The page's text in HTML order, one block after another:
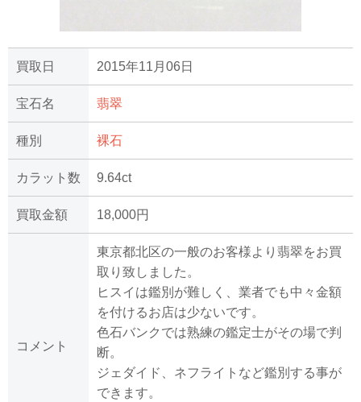
買取日 2015年11月06日
宝石名 翡翠
種別 裸石
カラット数 9.64ct
買取金額 18,000円
コメント
東京都北区の一般のお客様より翡翠をお買
取り致しました。
ヒスイは鑑別が難しく、業者でも中々金額
を付けるお店は少ないです。
色石バンクでは熟練の鑑定士がその場で判
断。
ジェダイド、ネフライトなど鑑別する事が
できます。